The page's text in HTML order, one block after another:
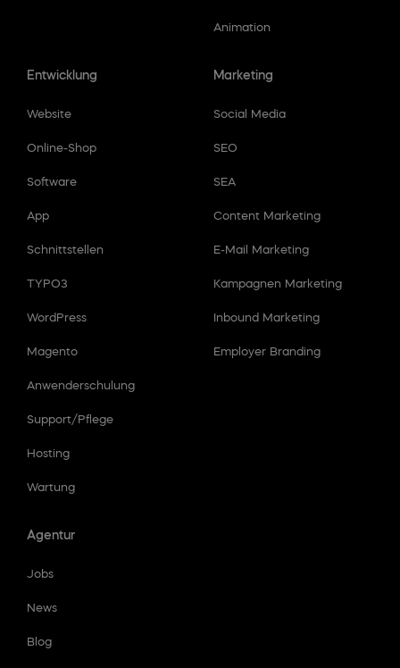
Animation
Entwicklung
Website
Online-Shop
Software
App
Schnittstellen
TYPO3
WordPress
Magento
Anwenderschulung
Support/Pflege
Hosting
Wartung
Marketing
Social Media
SEO
SEA
Content Marketing
E-Mail Marketing
Kampagnen Marketing
Inbound Marketing
Employer Branding
Agentur
Jobs
News
Blog